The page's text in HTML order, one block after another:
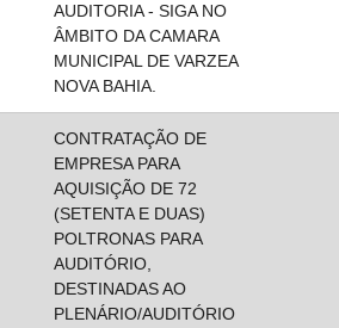
AUDITORIA - SIGA NO
ÂMBITO DA CAMARA
MUNICIPAL DE VARZEA
NOVA BAHIA.
CONTRATAÇÃO DE
EMPRESA PARA
AQUISIÇÃO DE 72
(SETENTA E DUAS)
POLTRONAS PARA
AUDITÓRIO,
DESTINADAS AO
PLENÁRIO/AUDITÓRIO